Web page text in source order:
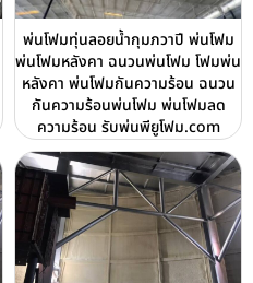
พ่นโฟมทุ่นลอยน้ำกุมภวาปี พ่นโฟม
พ่นโฟมหลังคา ฉนวนพ่นโฟม โฟมพ่น
หลังคา พ่นโฟมกันความร้อน ฉนวน
กันความร้อนพ่นโฟม พ่นโฟมลด
ความร้อน รับพ่นพียูโฟม.com